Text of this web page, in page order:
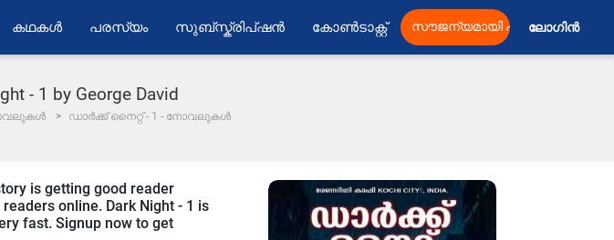
കഥകൾ പരസ്യം സുബ്സ്ക്രിപ്ഷൻ കോൺടാക്റ്റ് സൗജന്യമായി ലോഗിൻ
- 1 by George David
​ഡാർക്ക് നൈറ്റ് - ​1 - നോവലുകൾ
is getting good reader
online. Dark Night - 1 is
fast. Signup now to get